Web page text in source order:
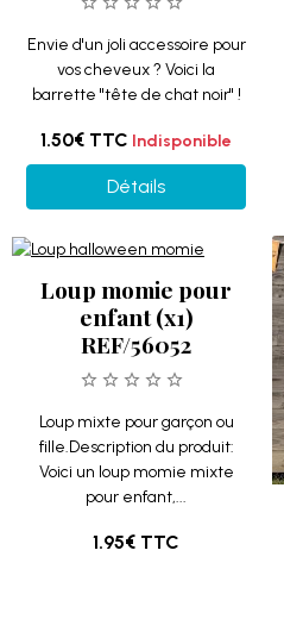
Envie d'un joli accessoire pour
vos cheveux ? Voici la
barrette "tête de chat noir" !
1.50€ TTC Indisponible
Détails
Loup momie pour
enfant (x1)
REF/56052
Loup mixte pour garçon ou
fille.Description du produit:
Voici un loup momie mixte
pour enfant,...
1.95€ TTC